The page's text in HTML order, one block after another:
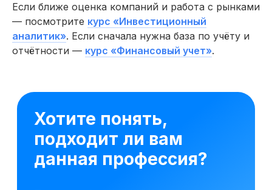
Если ближе оценка компаний и работа с рынками
— посмотрите курс «Инвестиционный
аналитик». Если сначала нужна база по учёту и
отчётности — курс «Финансовый учет».